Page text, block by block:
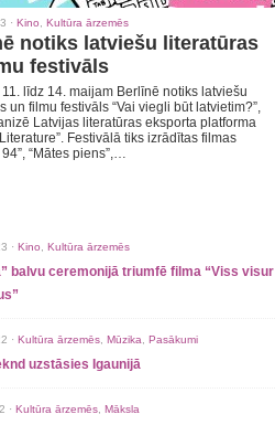
· Kino Kultūra ārzemēs
notiks latviešu literatūras
festivāls
11. līdz 14. maijam Berlīnē notiks latviešu
un filmu festivāls “Vai viegli būt latvietim?”,
Latvijas literatūras eksporta platforma
Festivālā tiks izrādītas filmas
“Mātes piens”,…
· Kino Kultūra ārzemēs
balvu ceremonijā triumfē filma “Viss visur
· Kultūra ārzemēs Mūzika Pasākumi
uzstāsies Igaunijā
· Kultūra ārzemēs Māksla